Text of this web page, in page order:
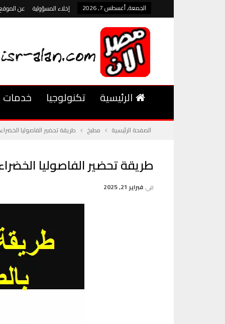
الجمعة, أغسطس 7, 2026 إخلاء المسؤولية عن
الرئيسية تكنولوجيا خدمات
الصفحة الرئيسية مطبخ طريقة تحضير الفاصوليا
طريقة تحضير الفاصوليا
في فبراير 21, 2025